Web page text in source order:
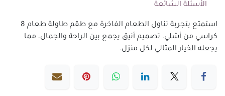
الأسئلة الشائعة
استمتع بتجربة تناول الطعام الفاخرة مع طقم طاولة طعام 8
كراسي من أشلي. تصميم أنيق يجمع بين الراحة والجمال، مما
يجعله الخيار المثالي لكل منزل.